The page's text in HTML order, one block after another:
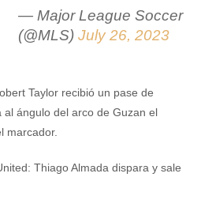
— Major League Soccer
(@MLS) July 26, 2023
Taylor recibió un pase de
ángulo del arco de Guzan el
marcador.
Thiago Almada dispara y sale